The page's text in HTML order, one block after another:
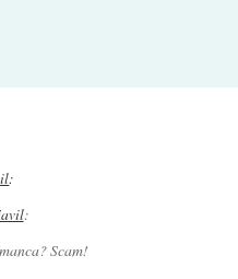
:
:
Scam!